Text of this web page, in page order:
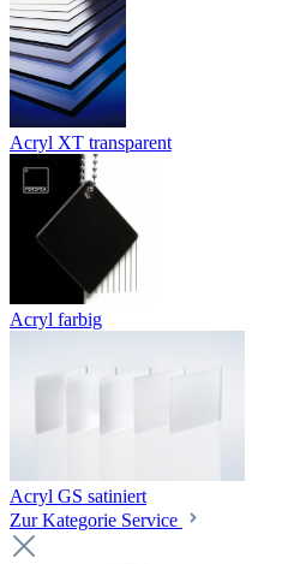
Acryl XT transparent
Acryl farbig
Acryl GS satiniert
Zur Kategorie Service